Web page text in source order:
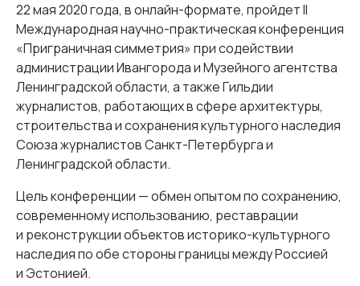
22 мая 2020 года, в онлайн-формате, пройдет II
Международная научно-практическая конференция
«Приграничная симметрия» при содействии
администрации Ивангорода и Музейного агентства
Ленинградской области, а также Гильдии
журналистов, работающих в сфере архитектуры,
строительства и сохранения культурного наследия
Союза журналистов Санкт-Петербурга и
Ленинградской области.
Цель конференции — обмен опытом по сохранению,
современному использованию, реставрации
и реконструкции объектов историко-культурного
наследия по обе стороны границы между Россией
и Эстонией.